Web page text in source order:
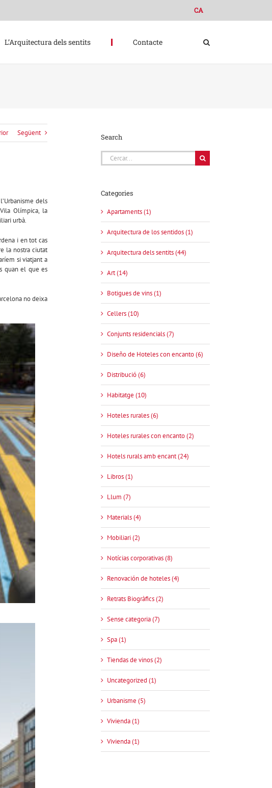
CA
L’Arquitectura dels sentits Contacte
Següent
dels
Olímpica, la
urbà.
i en tot cas
la nostra ciutat
si viatjant a
quan el que es
no deixa
Search
Cerca
…
Categories
Apartaments (1)
Arquitectura de los sentidos (1)
Arquitectura dels sentits (44)
Art (14)
Botigues de vins (1)
Cellers (10)
Conjunts residencials (7)
Diseño de Hoteles con encanto (6)
Distribució (6)
Habitatge (10)
Hoteles rurales (6)
Hoteles rurales con encanto (2)
Hotels rurals amb encant (24)
Libros (1)
Llum (7)
Materials (4)
Mobiliari (2)
Notícias corporativas (8)
Renovación de hoteles (4)
Retrats Biogràfics (2)
Sense categoria (7)
Spa (1)
Tiendas de vinos (2)
Uncategorized (1)
Urbanisme (5)
Vivienda (1)
Vivienda (1)